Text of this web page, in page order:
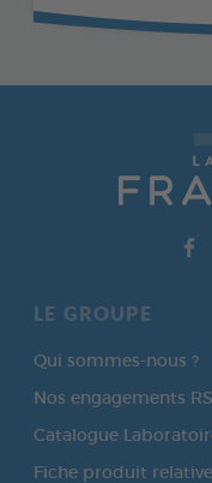
LE GROUPE
Qui sommes-nous ?
Nos engagements
Catalogue
Fiche produit